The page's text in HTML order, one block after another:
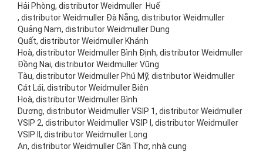
Hải Phòng, distributor Weidmuller Huế
, distributor Weidmuller Đà Nẵng, distributor Weidmuller
Quảng Nam, distributor Weidmuller Dung
Quất, distributor Weidmuller Khánh
Hoà, distributor Weidmuller Bình Định, distributor Weidmuller
Đồng Nai, distributor Weidmuller Vũng
Tàu, distributor Weidmuller Phú Mỹ, distributor Weidmuller
Cát Lái, distributor Weidmuller Biên
Hoà, distributor Weidmuller Bình
Dương, distributor Weidmuller VSIP 1, distributor Weidmuller
VSIP 2, distributor Weidmuller VSIP I, distributor Weidmuller
VSIP II, distributor Weidmuller Long
An, distributor Weidmuller Cần Thơ, nhà cung